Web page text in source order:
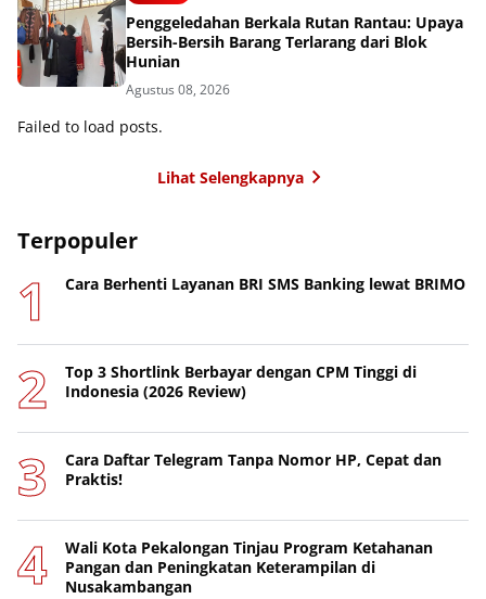
Penggeledahan Berkala Rutan Rantau: Upaya
Bersih-Bersih Barang Terlarang dari Blok
Hunian
Agustus 08, 2026
Failed to load posts.
Lihat Selengkapnya
Terpopuler
Cara Berhenti Layanan BRI SMS Banking lewat BRIMO
Top 3 Shortlink Berbayar dengan CPM Tinggi di
Indonesia (2026 Review)
Cara Daftar Telegram Tanpa Nomor HP, Cepat dan
Praktis!
Wali Kota Pekalongan Tinjau Program Ketahanan
Pangan dan Peningkatan Keterampilan di
Nusakambangan